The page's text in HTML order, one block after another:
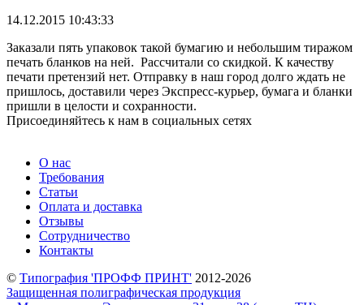
14.12.2015 10:43:33
Заказали пять упаковок такой бумагию и небольшим тиражом
печать бланков на ней. Рассчитали со скидкой. К качеству
печати претензий нет. Отправку в наш город долго ждать не
пришлось, доставили через Экспресс-курьер, бумага и бланки
пришли в целости и сохранности.
Присоединяйтесь к нам в социальных сетях
О нас
Требования
Статьи
Оплата и доставка
Отзывы
Сотрудничество
Контакты
© Типография 'ПРОФФ ПРИНТ' 2012-2026
Защищенная полиграфическая продукция